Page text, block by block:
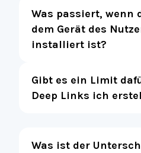
Was passiert, wenn
dem Gerät des
installiert ist?
Gibt es ein Limit
Deep Links ich
Was ist der